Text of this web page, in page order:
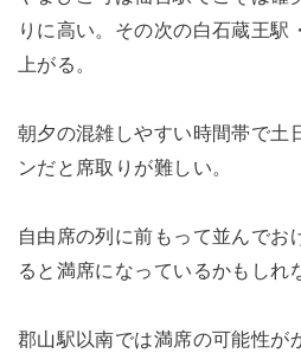
りに高い。その次の白石蔵王駅
上がる。
朝夕の混雑しやすい時間帯で土
ンだと席取りが難しい。
自由席の列に前もって並んでお
ると満席になっているかもしれ
郡山駅以南では満席の可能性が